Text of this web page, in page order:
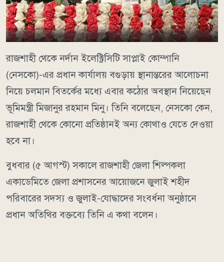
রাজশাহী থেকে নর্দান ইলেক্ট্রিসিটি সাপ্লাই কোম্পানি
(নেসকো)-এর প্রধান কার্যালয় বগুড়ায় স্থানান্তরের আলোচনা
নিয়ে চলমান বিতর্কের মধ্যে এবার কঠোর অবস্থান নিয়েছেন
ভূমিমন্ত্রী মিজানুর রহমান মিনু। তিনি বলেছেন, নেসকো কেন,
রাজশাহী থেকে কোনো প্রতিষ্ঠানই অন্য কোথাও যেতে দেওয়া
হবে না।
বুধবার (৫ আগস্ট) সকালে রাজশাহী জেলা শিল্পকলা
একাডেমিতে জেলা প্রশাসনের আয়োজনে জুলাই শহীদ
পরিবারের সদস্য ও জুলাই-যোদ্ধাদের সংবর্ধনা অনুষ্ঠানে
প্রধান অতিথির বক্তব্যে তিনি এ কথা বলেন।